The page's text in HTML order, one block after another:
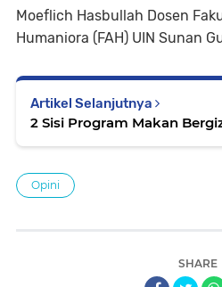
Moeflich Hasbullah Dosen
Humaniora (FAH) UIN Sunan
Artikel Selanjutnya
2 Sisi Program Makan
Opini
SHARE